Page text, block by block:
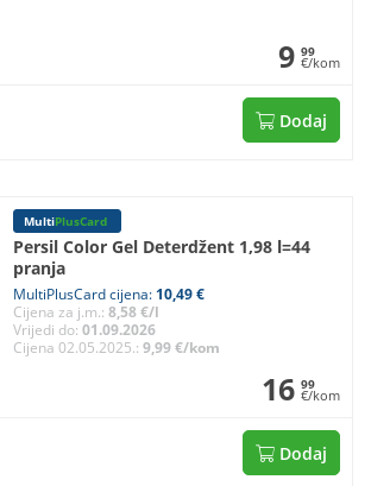
9 99
€/kom
Dodaj
MultiPlusCard
Persil Color Gel Deterdžent 1,98 l=44
pranja
MultiPlusCard cijena: 10,49 €
Cijena za j.m.: 8,58 €/l
Vrijedi do: 01.09.2026
Cijena 02.05.2025.: 9,99 €/kom
16 99
€/kom
Dodaj